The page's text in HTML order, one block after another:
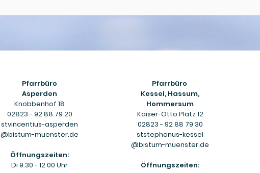
Pfarrbüro
Asperden
Knobbenhof 18
02823 - 92 88 79 20
stvincentius-asperden
@bistum-muenster.de
Öffnungszeiten:
Di 9.30 - 12.00 Uhr
Pfarrbüro
Kessel, Hassum,
Hommersum
Kaiser-Otto Platz 12
02823 - 92 88 79 30
ststephanus-kessel
@bistum-muenster.de
Öffnungszeiten: